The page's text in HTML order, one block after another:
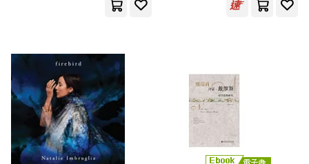
(英)柯南·道爾(40)
ひろやまひろし(40)
アリスJAPAN公式E-book(40)
（英）溫斯頓·丘吉爾(40)
中國水利水電出版社(261)
中國人民公安大學出版社(258)
崧燁文化(258)